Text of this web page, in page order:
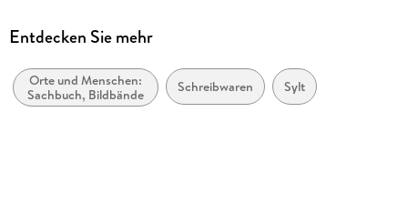
Verlag/Hersteller
Produktart
Kalender
Entdecken Sie mehr
Orte und Menschen:
Sachbuch, Bildbände
Schreibwaren Sylt